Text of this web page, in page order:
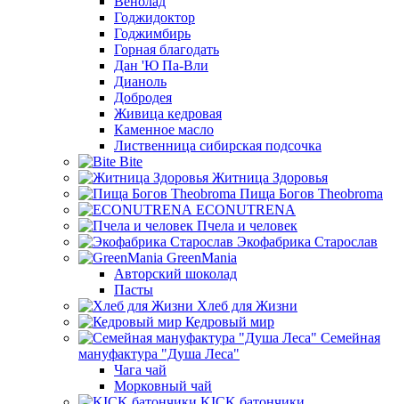
Годжидоктор
Годжимбирь
Горная благодать
Дан 'Ю Па-Вли
Дианоль
Добродея
Живица кедровая
Каменное масло
Лиственница сибирская подсочка
Bite
Житница Здоровья
Пища Богов Theobroma
ECONUTRENA
Пчела и человек
Экофабрика Старослав
GreenMania
Авторский шоколад
Пасты
Хлеб для Жизни
Кедровый мир
Семейная
мануфактура "Душа Леса"
Чага чай
Морковный чай